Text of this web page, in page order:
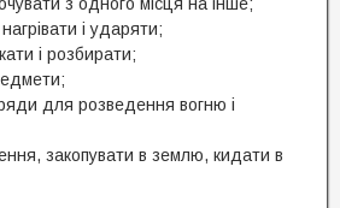
і ударяти;
і розбирати;
для розведення вогню і
закопувати в землю, кидати в